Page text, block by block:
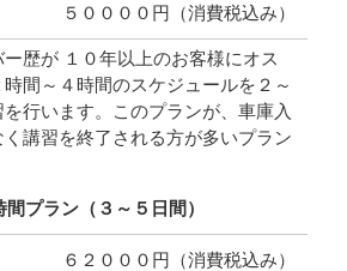
５００００円（消費税込み）
歴が １０年以上のお客様にオス
間～４時間のスケジュールを２～
行います。このプランが、車庫入
講習を終了される方が多いプラン
間プラン（３～５日間）
６２０００円（消費税込み）